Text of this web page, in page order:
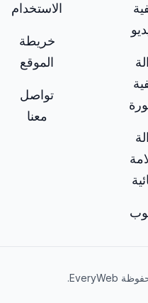
الاستخدام
خريطة
الموقع
تواصل
معنا